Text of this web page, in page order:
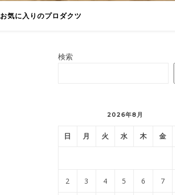
お気に入りのプロダクツ
検索
2026年8月
日 月 火 水 木 金
2 3 4 5 6 7